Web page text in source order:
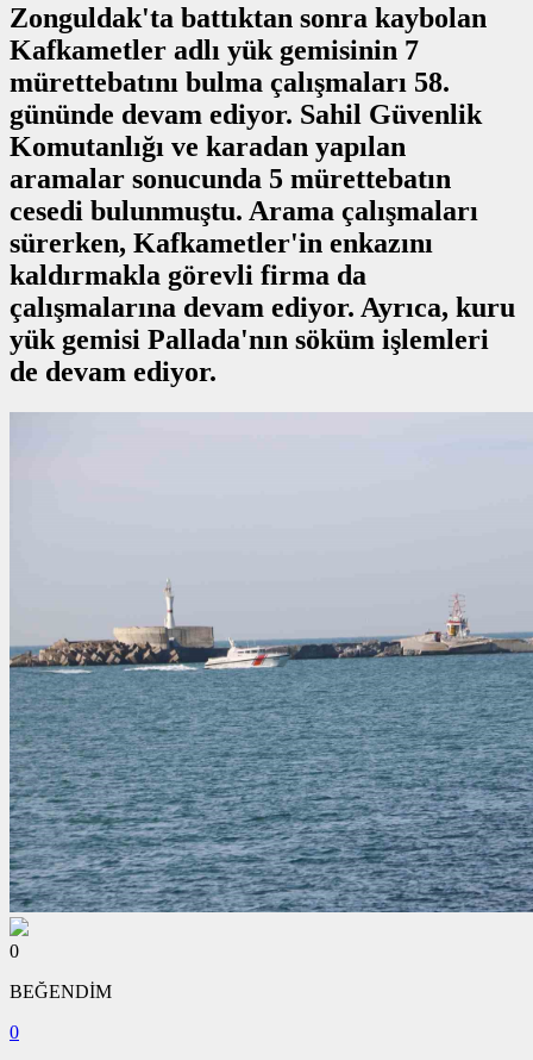
Zonguldak'ta battıktan sonra kaybolan
Kafkametler adlı yük gemisinin 7
mürettebatını bulma çalışmaları 58.
gününde devam ediyor. Sahil Güvenlik
Komutanlığı ve karadan yapılan
aramalar sonucunda 5 mürettebatın
cesedi bulunmuştu. Arama çalışmaları
sürerken, Kafkametler'in enkazını
kaldırmakla görevli firma da
çalışmalarına devam ediyor. Ayrıca, kuru
yük gemisi Pallada'nın söküm işlemleri
de devam ediyor.
0
BEĞENDİM
0